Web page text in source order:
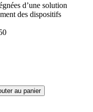
d’une solution
des dispositifs